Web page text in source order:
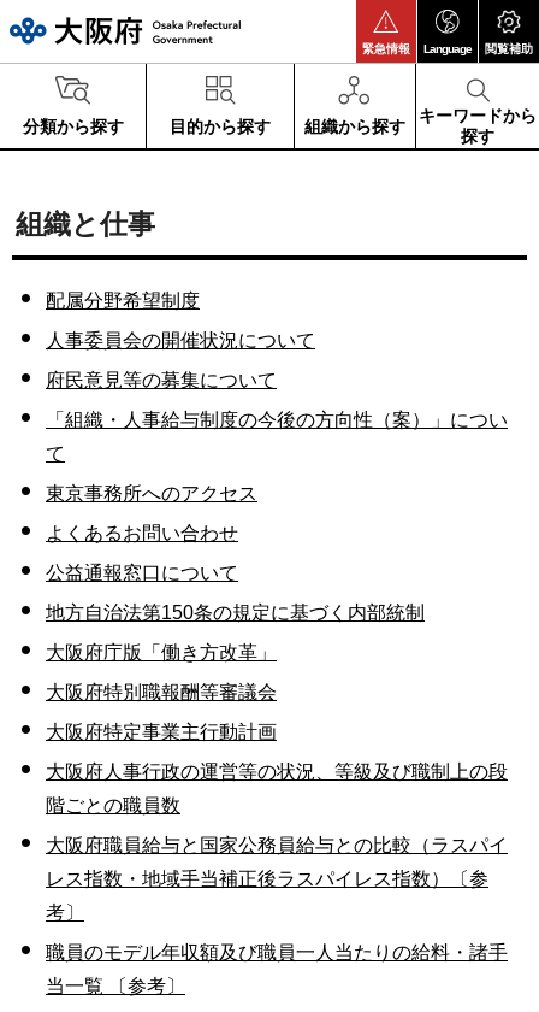
緊急情報 Language 閲覧補助
分類から探す 目的から探す 組織から探す
キーワードから
探す
組織と仕事
配属分野希望制度
人事委員会の開催状況について
府民意見等の募集について
「組織・人事給与制度の今後の方向性（案）」につい
て
東京事務所へのアクセス
よくあるお問い合わせ
公益通報窓口について
地方自治法第150条の規定に基づく内部統制
大阪府庁版「働き方改革」
大阪府特別職報酬等審議会
大阪府特定事業主行動計画
大阪府人事行政の運営等の状況、等級及び職制上の段
階ごとの職員数
大阪府職員給与と国家公務員給与との比較（ラスパイ
レス指数・地域手当補正後ラスパイレス指数）〔参
考〕
職員のモデル年収額及び職員一人当たりの給料・諸手
当一覧 〔参考〕